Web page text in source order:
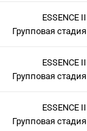
ESSENCE II
Групповая стадия
ESSENCE II
Групповая стадия
ESSENCE II
Групповая стадия